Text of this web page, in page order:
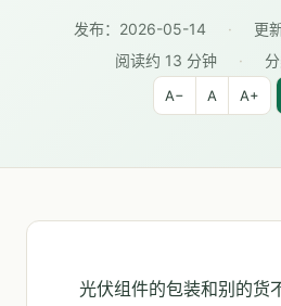
发布： 2026-05-14 · 更
阅读约 13 分钟
· 分
A− A A+
光伏组件的包装和别的货